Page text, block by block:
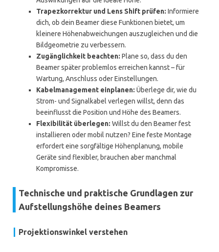
Trapezkorrektur und Lens Shift prüfen: Informiere
dich, ob dein Beamer diese Funktionen bietet, um
kleinere Höhenabweichungen auszugleichen und die
Bildgeometrie zu verbessern.
Zugänglichkeit beachten: Plane so, dass du den
Beamer später problemlos erreichen kannst – für
Wartung, Anschluss oder Einstellungen.
Kabelmanagement einplanen: Überlege dir, wie du
Strom- und Signalkabel verlegen willst, denn das
beeinflusst die Position und Höhe des Beamers.
Flexibilität überlegen: Willst du den Beamer fest
installieren oder mobil nutzen? Eine feste Montage
erfordert eine sorgfältige Höhenplanung, mobile
Geräte sind flexibler, brauchen aber manchmal
Kompromisse.
Technische und praktische Grundlagen zur
Aufstellungshöhe deines Beamers
Projektionswinkel verstehen